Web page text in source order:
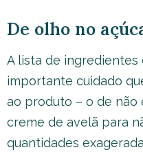
De olho no
A lista de ingredientes
importante cuidado
ao produto – o de não
creme de avelã para
quantidades